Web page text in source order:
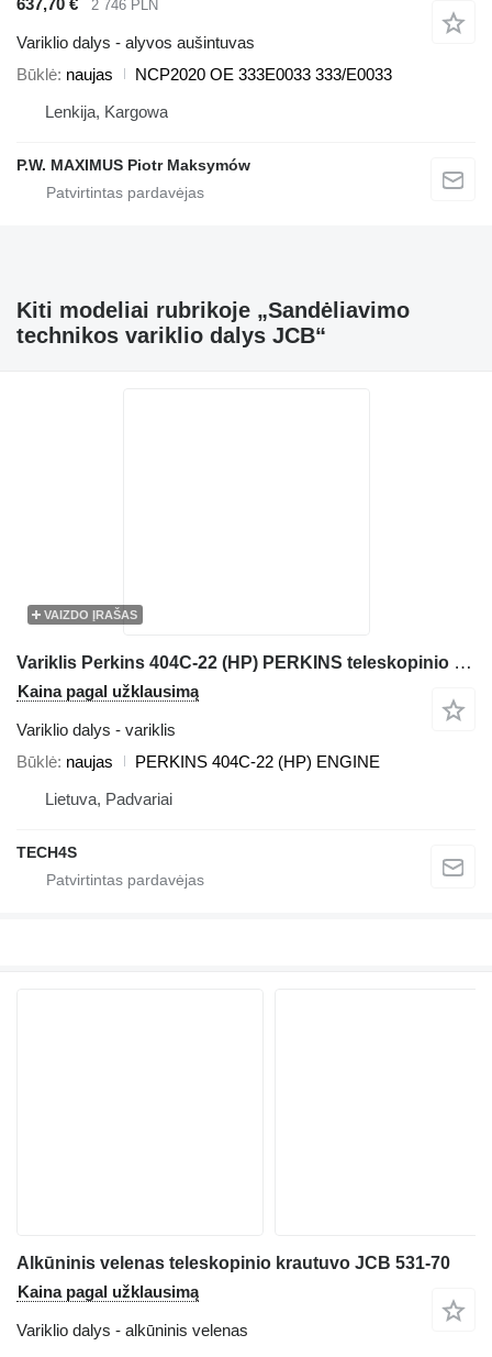
637,70 € 2 746 PLN
Variklio dalys - alyvos aušintuvas
Būklė naujas
NCP2020 OE 333E0033 333/E0033
Lenkija, Kargowa
P.W. MAXIMUS Piotr Maksymów
Kiti modeliai rubrikoje „Sandėliavimo
technikos variklio dalys JCB“
VAIZDO ĮRAŠAS
Variklis Perkins 404C-22 (HP) PERKINS teleskopinio krautuvo JCB 525
Kaina pagal užklausimą
Variklio dalys - variklis
Būklė naujas
PERKINS 404C-22 (HP) ENGINE
Lietuva, Padvariai
TECH4S
Alkūninis velenas teleskopinio krautuvo JCB 531-70
Kaina pagal užklausimą
Variklio dalys - alkūninis velenas